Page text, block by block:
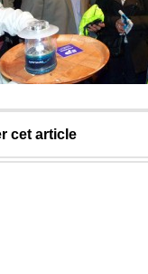
cet article